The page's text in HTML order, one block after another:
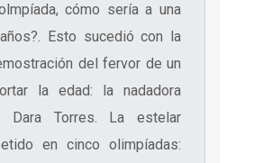
cómo sería a una
Esto sucedió con la
del fervor de un
la edad: la nadadora
Dara Torres. La estelar
en cinco olimpíadas: